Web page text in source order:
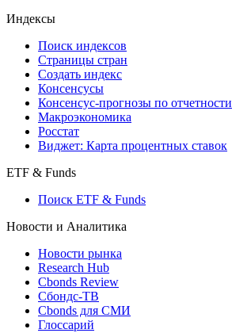
Индексы
Поиск индексов
Страницы стран
Создать индекс
Консенсусы
Консенсус-прогнозы по отчетности
Макроэкономика
Росстат
Виджет: Карта процентных ставок
ETF & Funds
Поиск ETF & Funds
Новости и Аналитика
Новости рынка
Research Hub
Cbonds Review
Сбондс-ТВ
Cbonds для СМИ
Глоссарий